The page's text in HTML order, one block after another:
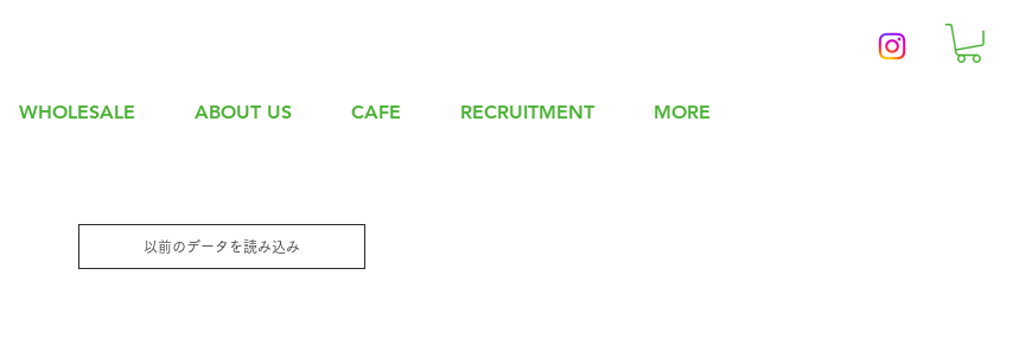
WHOLESALE ABOUT US CAFE RECRUITMENT MORE
以前のデータを読み込み